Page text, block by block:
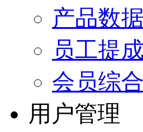
产品数
员工提
会员综
用户管理